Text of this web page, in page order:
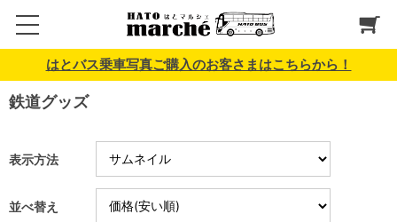
はとバス乗車写真ご購入のお客さまはこちらから！
鉄道グッズ
表示方法
並べ替え